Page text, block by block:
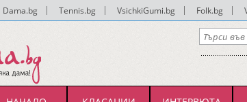
Dama.bg Tennis.bg VsichkiGumi.bg Folk.bg